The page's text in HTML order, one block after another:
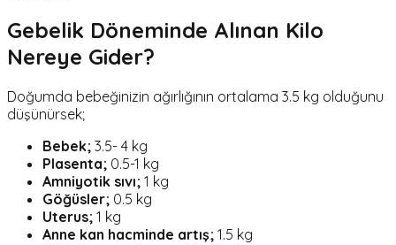
Gebelik Döneminde Alınan Kilo
Nereye Gider?
Doğumda bebeğinizin ağırlığının ortalama 3.5 kg olduğunu
düşünürsek;
Bebek; 3.5- 4 kg
Plasenta; 0.5-1 kg
Amniyotik sıvı; 1 kg
Göğüsler; 0.5 kg
Uterus; 1 kg
Anne kan hacminde artış; 1.5 kg